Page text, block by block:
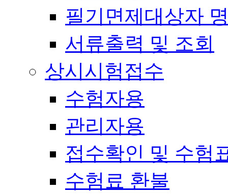
필기면제대상자
서류출력 및 조회
상시시험접수
수험자용
관리자용
접수확인 및 수험
수험료 환불